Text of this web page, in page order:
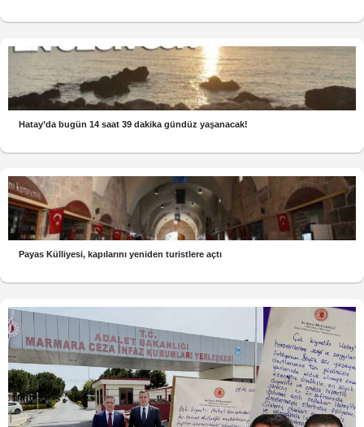
Hatay’da bugün 14 saat 39 dakika gündüz yaşanacak!
Payas Külliyesi, kapılarını yeniden turistlere açtı